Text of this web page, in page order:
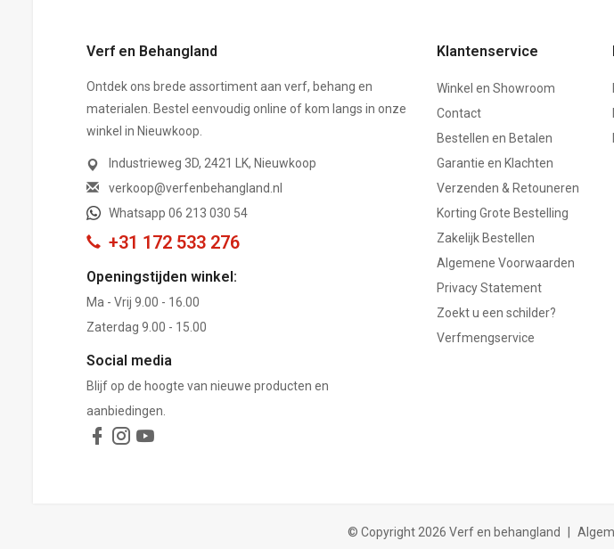
Verf en Behangland
Ontdek ons brede assortiment aan verf, behang en
materialen. Bestel eenvoudig online of kom langs in onze
winkel in Nieuwkoop.
Industrieweg 3D, 2421 LK, Nieuwkoop
verkoop@verfenbehangland.nl
Whatsapp 06 213 030 54
+31 172 533 276
Openingstijden winkel:
Ma - Vrij 9.00 - 16.00
Zaterdag 9.00 - 15.00
Social media
Blijf op de hoogte van nieuwe producten en
aanbiedingen.
Klantenservice
Winkel en Showroom
Contact
Bestellen en Betalen
Garantie en Klachten
Verzenden & Retouneren
Korting Grote Bestelling
Zakelijk Bestellen
Algemene Voorwaarden
Privacy Statement
Zoekt u een schilder?
Verfmengservice
© Copyright 2026 Verf en behangland